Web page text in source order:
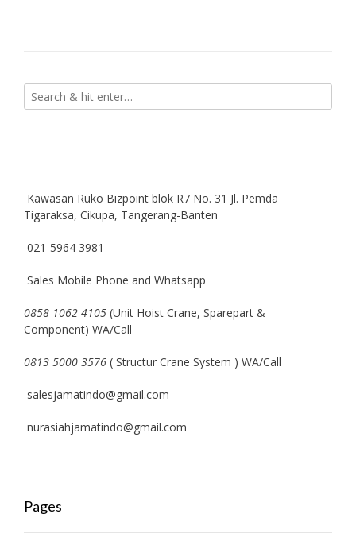
Kawasan Ruko Bizpoint blok R7 No. 31 Jl. Pemda
Tigaraksa, Cikupa, Tangerang-Banten
021-5964 3981
Sales Mobile Phone and Whatsapp
0858 1062 4105 (Unit Hoist Crane, Sparepart &
Component) WA/Call
0813 5000 3576 ( Structur Crane System ) WA/Call
salesjamatindo@gmail.com
nurasiahjamatindo@gmail.com
Pages